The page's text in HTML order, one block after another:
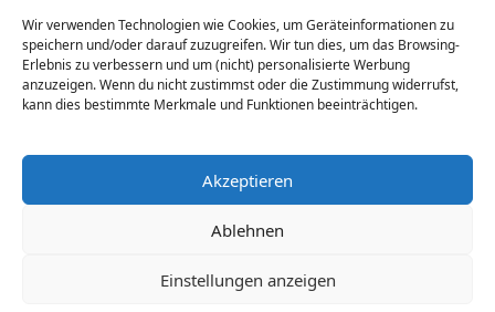
Wir verwenden Technologien wie Cookies, um Geräteinformationen zu
speichern und/oder darauf zuzugreifen. Wir tun dies, um das Browsing-
Erlebnis zu verbessern und um (nicht) personalisierte Werbung
anzuzeigen. Wenn du nicht zustimmst oder die Zustimmung widerrufst,
kann dies bestimmte Merkmale und Funktionen beeinträchtigen.
Akzeptieren
Ablehnen
Einstellungen anzeigen